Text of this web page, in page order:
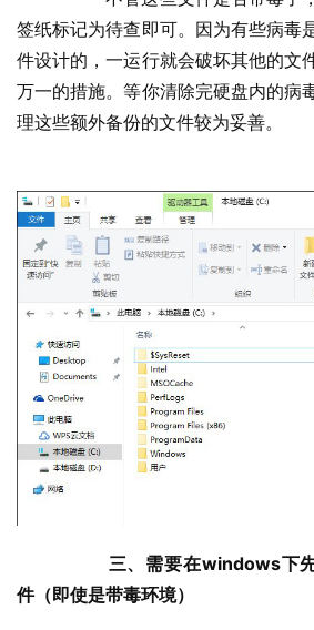
签纸标记为待查即可。因为有些病毒
件设计的，一运行就会破坏其他的文
万一的措施。等你清除完硬盘内的病
理这些额外备份的文件较为妥善。
三、需要在windows下
件（即使是带毒环境）